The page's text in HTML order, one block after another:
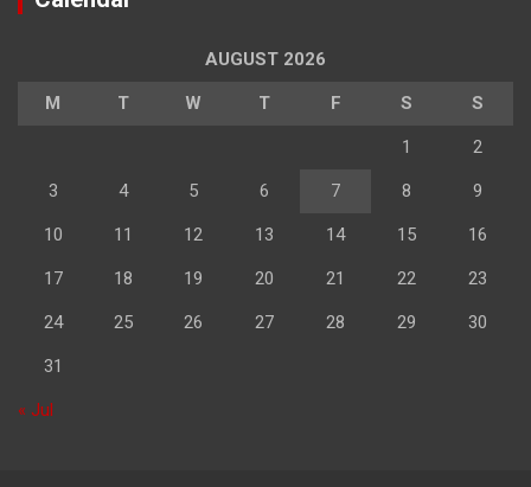
AUGUST 2026
M T W T F S S
1 2
3 4 5 6 7 8 9
10 11 12 13 14 15 16
17 18 19 20 21 22 23
24 25 26 27 28 29 30
31
« Jul